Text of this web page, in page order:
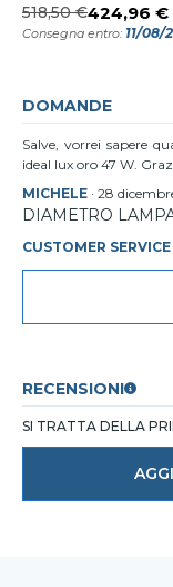
518,50 €424,96 €
Consegna entro: 11/08/
DOMANDE
Salve, vorrei sapere
ideal lux oro 47 W.
MICHELE · 28
DIAMETRO
CUSTOMER SERVICE
RECENSIONI
SI TRATTA DELLA